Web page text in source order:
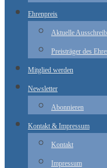
Ehrenpreis
Aktuelle
Preisträger des
Mitglied werden
Newsletter
Abonnieren
Kontakt & Impressum
Kontakt
Impressum